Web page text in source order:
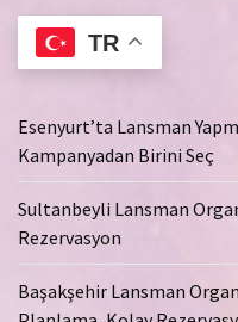
TR
Esenyurt’ta Lansman
Kampanyadan Birini Seç
Sultanbeyli Lansman
Rezervasyon
Başakşehir Lansman